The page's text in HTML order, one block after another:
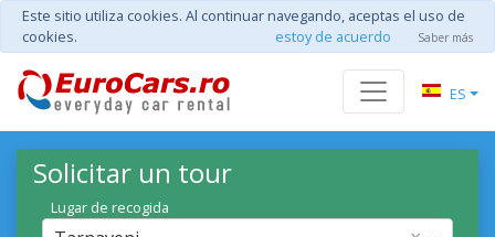
Este sitio utiliza cookies. Al continuar navegando, aceptas el uso de
cookies.
estoy de acuerdo Saber más
ES
Solicitar un tour
Lugar de recogida